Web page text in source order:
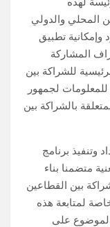
المحلي والدولي
وإمكانية تطبيق
المشاركة
للشراكة بين
لجمهور
بالشراكة بين
وتنفيذ برنامج
متضمنا بناء
بين القطاعين
لمتابعة هذه
الموضوع على